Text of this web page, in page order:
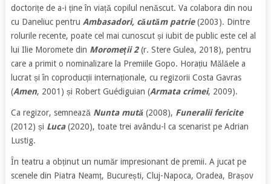
doctorițe de a-i ține în viață copilul nenăscut. Va colabora din nou
cu Daneliuc pentru Ambasadori, căutăm patrie(2003). Dintre
rolurile recente, poate cel mai cunoscut și iubit de public este cel al
lui Ilie Moromete din Moromeții 2(r. Stere Gulea, 2018), pentru
care a primit o nominalizare la Premiile Gopo. Horațiu Mălăele a
lucrat și în coproducții internaționale, cu regizorii Costa Gavras
(Amen, 2001) și Robert Guédiguian (Armata crimei, 2009).
Ca regizor, semnează Nunta mută (2008), Funeralii fericite
(2012) și Luca(2020), toate trei avându-l ca scenarist pe Adrian
Lustig.
În teatru a obținut un număr impresionant de premii. A jucat pe
scenele din Piatra Neamț, București, Cluj-Napoca, Oradea, Brașov